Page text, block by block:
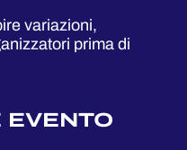
variazioni,
prima di
EVENTO